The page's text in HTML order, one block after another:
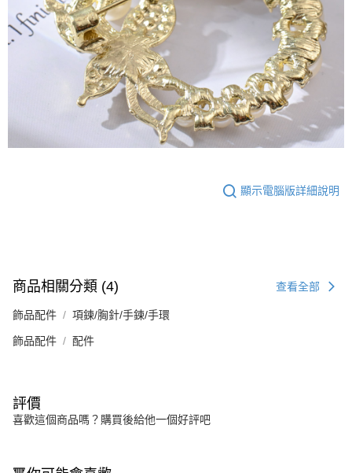
顯示電腦版詳細說明
商品相關分類 (4) 查看全部
飾品配件 項鍊/胸針/手鍊/手環
飾品配件 配件
評價
喜歡這個商品嗎？購買後給他一個好評吧